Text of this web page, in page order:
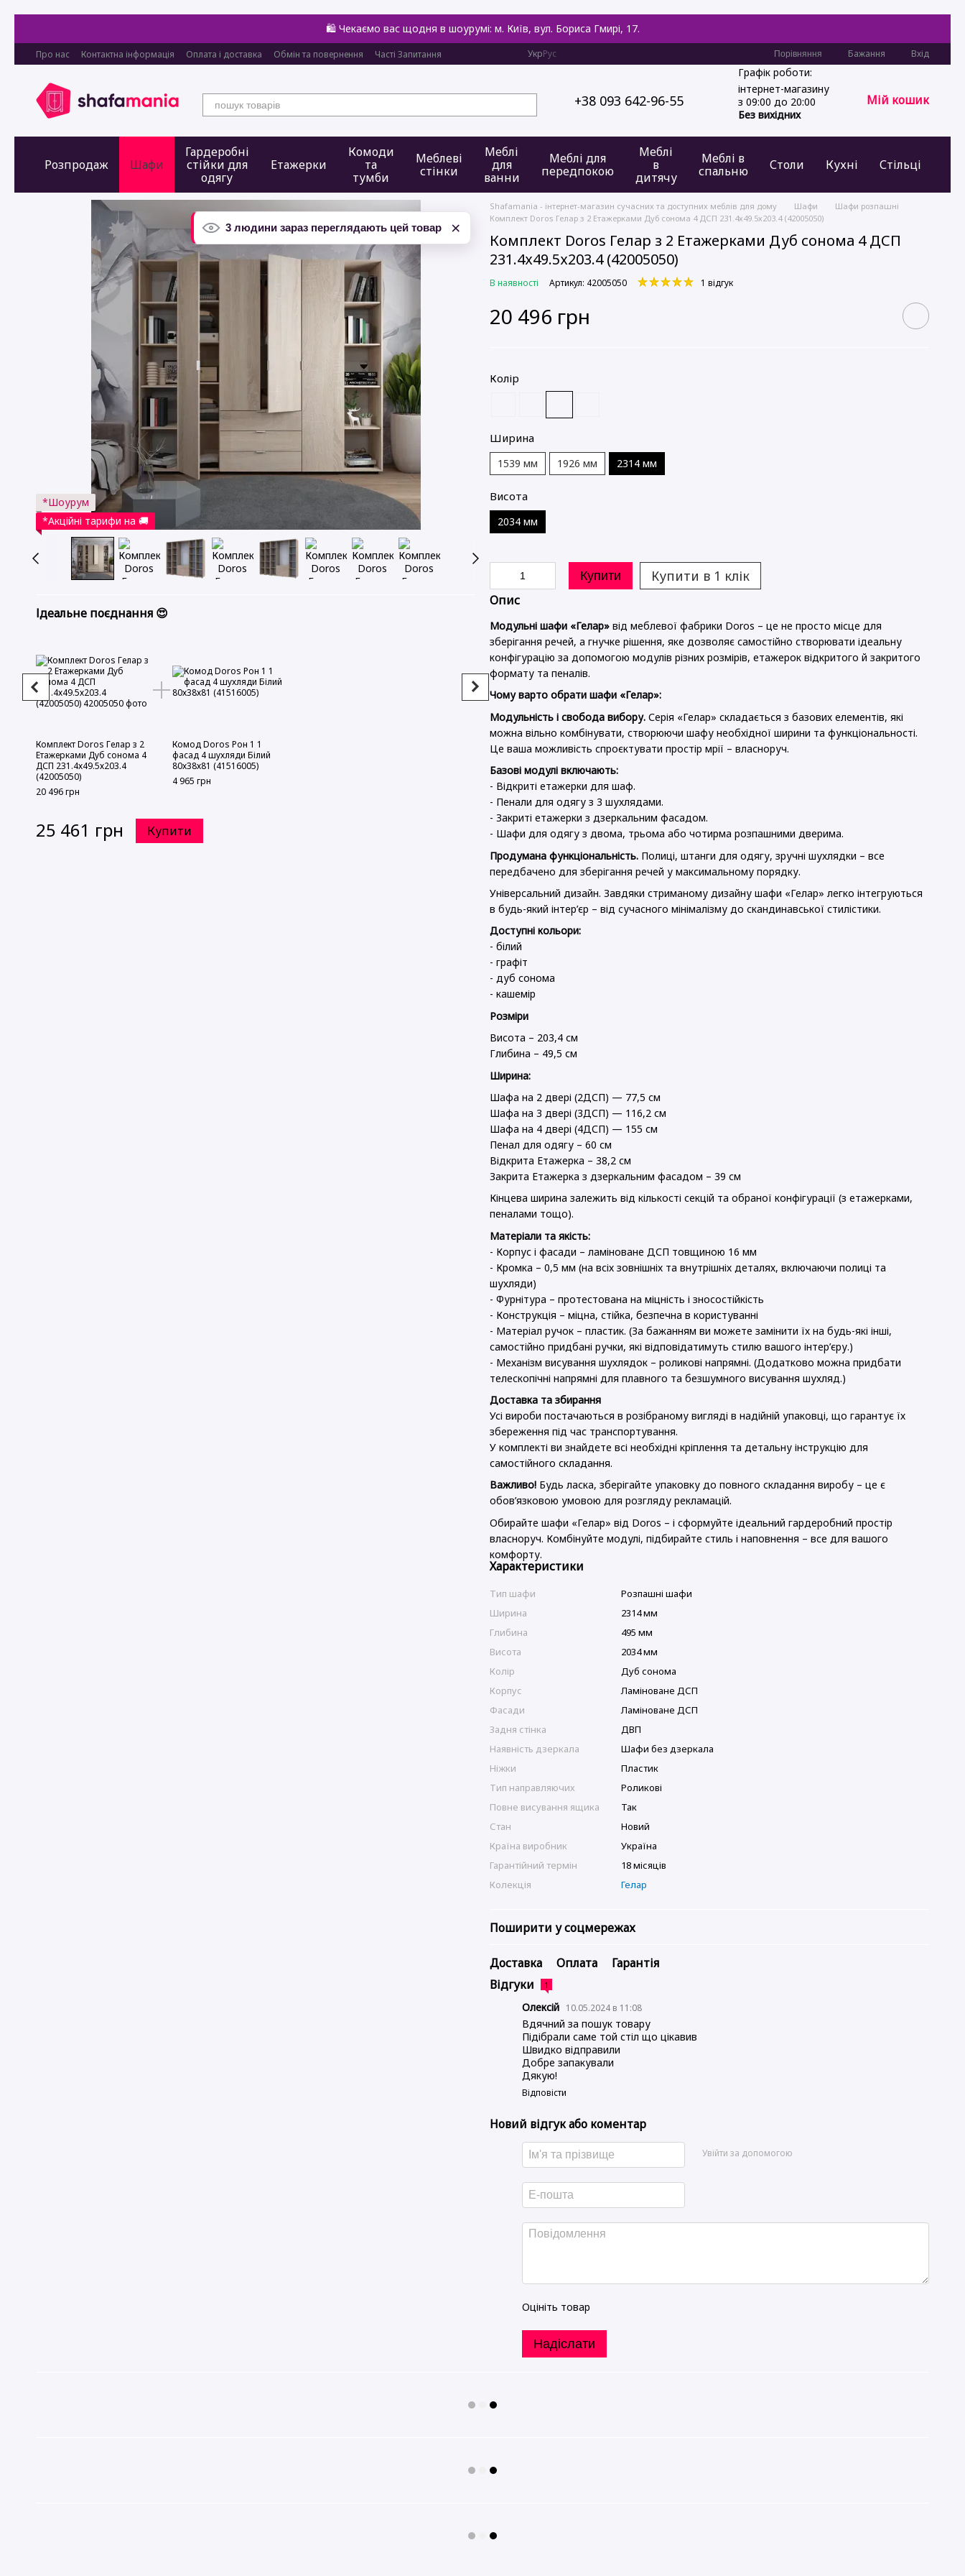
🛍️ Чекаємо вас щодня в шоурумі: м. Київ, вул. Бориса Гмирі, 17.
Про нас Контактна інформація Оплата і доставка Обмін та повернення Часті Запитання УкрРус Порівняння Бажання Вхід
+38 093 642-96-55
Графік роботи:
інтернет-магазину
з 09:00 до 20:00
Без вихідних
Мій кошик
Розпродаж Шафи
Гардеробні
стійки для
одягу
Етажерки
Комоди
та
тумби
Меблеві
стінки
Меблі
для
ванни
Меблі для
передпокою
Меблі
в
дитячу
Меблі в
спальню
Столи Кухні Стільці
*Шоурум
*Акційні тарифи на 🚚
Ідеальне поєднання 😍
Комплект Doros Гелар з 2
Етажерками Дуб сонома 4
ДСП 231.4х49.5х203.4
(42005050)
20 496 грн
Комод Doros Рон 1 1
фасад 4 шухляди Білий
80х38х81 (41516005)
4 965 грн
25 461 грн Купити
Комплект Doros Гелар з 2
Етажерками Дуб сонома 4
ДСП 231.4х49.5х203.4
(42005050)
20 496 грн
Комод Doros Рон 1 1
фасад 4 шухляди Графіт
80х38х81 (41516006)
4 965 грн
25 461 грн Купити
3 людини зараз переглядають цей товар ×
Shafamania - інтернет-магазин сучасних та доступних меблів для дому Шафи
Шафи розпашні
Комплект Doros Гелар з 2 Етажерками Дуб сонома 4 ДСП 231.4х49.5х203.4 (42005050)
Комплект Doros Гелар з 2 Етажерками Дуб сонома 4 ДСП
231.4х49.5х203.4 (42005050)
В наявності Артикул: 42005050 1 відгук
20 496 грн
Колір
Ширина
1539 мм 1926 мм 2314 мм
Висота
2034 мм
Купити Купити в 1 клік
Опис
Модульні шафи «Гелар» від меблевої фабрики Doros – це не просто місце для
зберігання речей, а гнучке рішення, яке дозволяє самостійно створювати ідеальну
конфігурацію за допомогою модулів різних розмірів, етажерок відкритого й закритого
формату та пеналів.
Чому варто обрати шафи «Гелар»:
Модульність і свобода вибору. Серія «Гелар» складається з базових елементів, які
можна вільно комбінувати, створюючи шафу необхідної ширини та функціональності.
Це ваша можливість спроєктувати простір мрії – власноруч.
Базові модулі включають:
- Відкриті етажерки для шаф.
- Пенали для одягу з 3 шухлядами.
- Закриті етажерки з дзеркальним фасадом.
- Шафи для одягу з двома, трьома або чотирма розпашними дверима.
Продумана функціональність. Полиці, штанги для одягу, зручні шухлядки – все
передбачено для зберігання речей у максимальному порядку.
Універсальний дизайн. Завдяки стриманому дизайну шафи «Гелар» легко інтегруються
в будь-який інтер’єр – від сучасного мінімалізму до скандинавської стилістики.
Доступні кольори:
- білий
- графіт
- дуб сонома
- кашемір
Розміри
Висота – 203,4 см
Глибина – 49,5 см
Ширина:
Шафа на 2 двері (2ДСП) — 77,5 см
Шафа на 3 двері (3ДСП) — 116,2 см
Шафа на 4 двері (4ДСП) — 155 см
Пенал для одягу – 60 см
Відкрита Етажерка – 38,2 см
Закрита Етажерка з дзеркальним фасадом – 39 см
Кінцева ширина залежить від кількості секцій та обраної конфігурації (з етажерками,
пеналами тощо).
Матеріали та якість:
- Корпус і фасади – ламіноване ДСП товщиною 16 мм
- Кромка – 0,5 мм (на всіх зовнішніх та внутрішніх деталях, включаючи полиці та
шухляди)
- Фурнітура – протестована на міцність і зносостійкість
- Конструкція – міцна, стійка, безпечна в користуванні
- Матеріал ручок – пластик. (За бажанням ви можете замінити їх на будь-які інші,
самостійно придбані ручки, які відповідатимуть стилю вашого інтер’єру.)
- Механізм висування шухлядок – роликові напрямні. (Додатково можна придбати
телескопічні напрямні для плавного та безшумного висування шухляд.)
Доставка та збирання
Усі вироби постачаються в розібраному вигляді в надійній упаковці, що гарантує їх
збереження під час транспортування.
У комплекті ви знайдете всі необхідні кріплення та детальну інструкцію для
самостійного складання.
Важливо! Будь ласка, зберігайте упаковку до повного складання виробу – це є
обов’язковою умовою для розгляду рекламацій.
Обирайте шафи «Гелар» від Doros – і сформуйте ідеальний гардеробний простір
власноруч. Комбінуйте модулі, підбирайте стиль і наповнення – все для вашого
комфорту.
Характеристики
Тип шафи
Розпашні шафи
Ширина
2314 мм
Глибина
495 мм
Висота
2034 мм
Колір
Дуб сонома
Корпус
Ламіноване ДСП
Фасади
Ламіноване ДСП
Задня стінка
ДВП
Наявність дзеркала
Шафи без дзеркала
Ніжки
Пластик
Тип направляючих
Роликові
Повне висування ящика
Так
Стан
Новий
Країна виробник
Україна
Гарантійний термін
18 місяців
Колекція
Гелар
Поширити у соцмережах
Доставка Оплата
Гарантія
Відгуки
1
Олексій 10.05.2024 в 11:08
Вдячний за пошук товару
Підібрали саме той стіл що цікавив
Швидко відправили
Добре запакували
Дякую!
Відповісти
Новий відгук або коментар
Увійти за допомогою
Оцініть товар
Надіслати